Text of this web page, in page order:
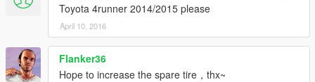
Toyota 4runner 2014/2015 please
April 10, 2016
Flanker36
Hope to increase the spare tire，thx~